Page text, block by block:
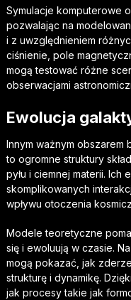
Symulacje komputerowe
pozwalając na
i z uwzględnieniem
ciśnienie, pole
mogą testować różne
obserwacjami
Ewolucja
Innym ważnym obszarem
to ogromne struktury
pyłu i ciemnej materii. Ich
skomplikowanych
wpływu otoczenia
Modele teoretyczne
się i ewoluują w czasie.
mogą pokazać, jak
strukturę i dynamikę.
jak procesy takie jak